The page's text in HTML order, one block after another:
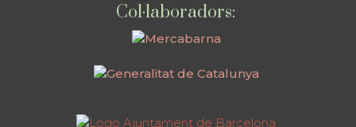
Col·laboradors: